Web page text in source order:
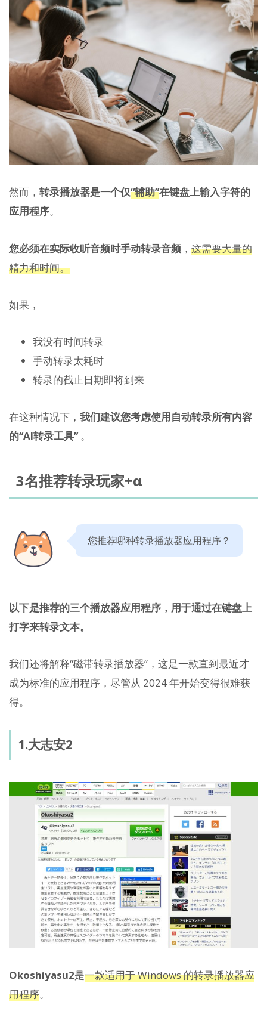
然而， 转录播放器是一个仅“辅助”在键盘上输入字符的
应用程序。
您必须在实际收听音频时手动转录音频 ， 这需要大量的
精力和时间。
如果，
我没有时间转录
手动转录太耗时
转录的截止日期即将到来
在这种情况下， 我们建议您考虑使用自动转录所有内容
的“AI转录工具”。
3名推荐转录玩家+α
您推荐哪种转录播放器应用程序？
以下是推荐的三个播放器应用程序，用于通过在键盘上
打字来转录文本。
我们还将解释“磁带转录播放器”，这是一款直到最近才
成为标准的应用程序，尽管从 2024 年开始变得很难获
得。
1.大志安2
Okoshiyasu2是一款适用于 Windows 的转录播放器应
用程序。